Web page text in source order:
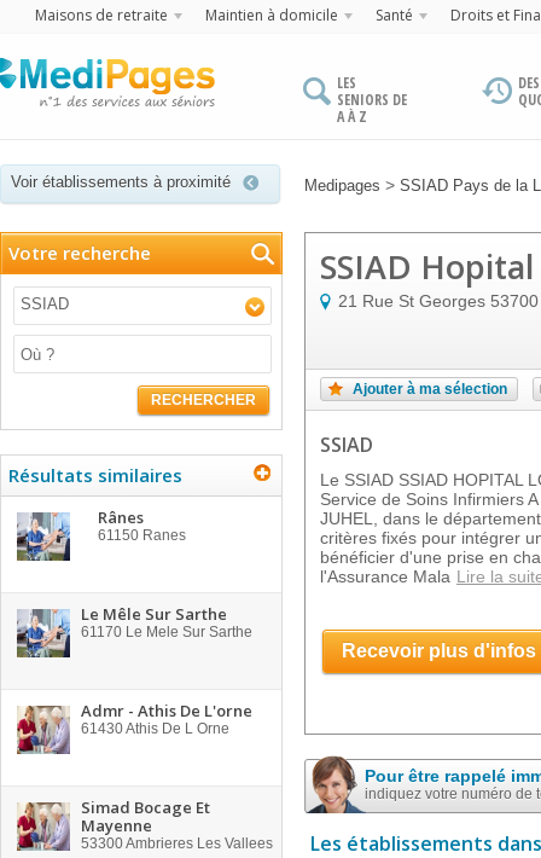
Maisons de retraite Maintien à domicile Santé Droits et
LES
SENIORS DE
A À Z
Voir établissements à proximité Medipages > SSIAD Pays de la
Votre recherche
SSIAD
RECHERCHER
Résultats similaires
Rânes
61150 Ranes
Le Mêle Sur Sarthe
61170 Le Mele Sur Sarthe
Admr - Athis De L'orne
61430Athis De L Orne
Simad Bocage Et
Mayenne
53300Ambrieres Les Vallees
SSIAD
21 Rue St Georges 53700
Ajouter à ma sélection
SSIAD
Le SSIAD SSIAD HOPITAL
Service de Soins Infirmiers
JUHEL, dans le
critères fixés pour intégrer
bénéficier d'une prise en
l'Assurance Mala Lire la
Recevoir plus d'infos
Pour être rappelé
indiquez votre numéro de
Les établissements